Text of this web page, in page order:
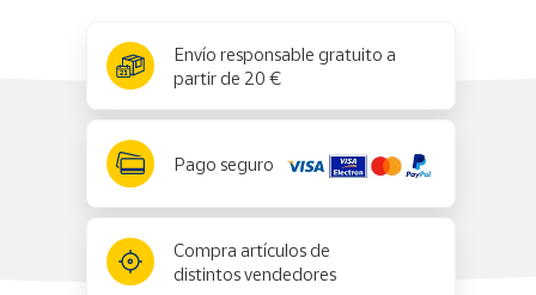
Envío responsable gratuito a
partir de 20 €
Pago seguro
Compra artículos de
distintos vendedores